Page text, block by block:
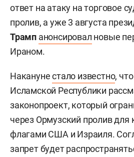
ответ на атаку на торговое
пролив, а уже 3 августа
Трамп анонсировал новые
Ираном.
Наканунестало известно,
Исламской Республики
законопроект, который
через Ормузский пролив для
флагами США и Израиля.
запрет будет